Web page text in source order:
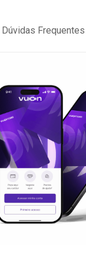
Dúvidas Frequentes